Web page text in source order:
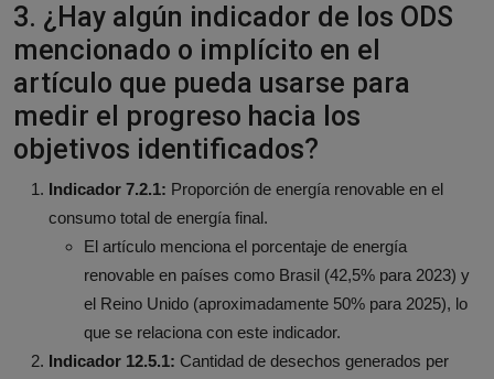
3. ¿Hay algún indicador de los ODS
mencionado o implícito en el
artículo que pueda usarse para
medir el progreso hacia los
objetivos identificados?
Indicador 7.2.1: Proporción de energía renovable en el
consumo total de energía final.
El artículo menciona el porcentaje de energía
renovable en países como Brasil (42,5% para 2023) y
el Reino Unido (aproximadamente 50% para 2025), lo
que se relaciona con este indicador.
Indicador 12.5.1: Cantidad de desechos generados per